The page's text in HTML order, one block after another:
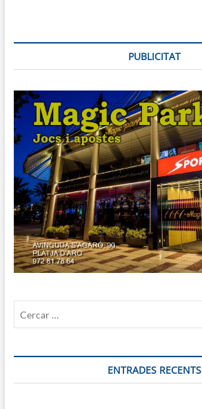
PUBLICITAT
ENTRADES RECENTS